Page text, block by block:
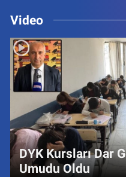
Video
DYK Kursları Dar
Umudu Oldu